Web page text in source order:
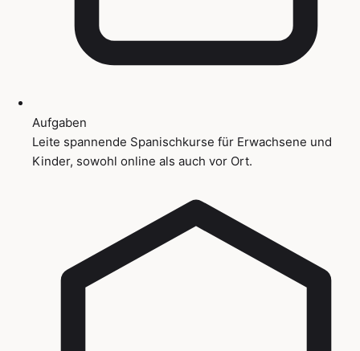
Aufgaben
Leite spannende Spanischkurse für Erwachsene und
Kinder, sowohl online als auch vor Ort.